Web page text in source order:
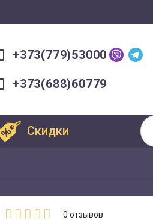
+373(779)53000
+373(688)60779
Скидки
0отзывов